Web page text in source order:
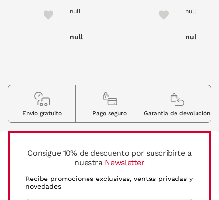
null
null
null
null
Consigue 10% de descuento por suscribirte a
nuestra Newsletter
Recibe promociones exclusivas, ventas privadas y
novedades
Envio gratuito Pago seguro Garantia de devolución